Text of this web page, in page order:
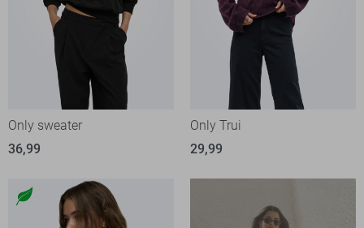
Only sweater
36,99
Only Trui
29,99